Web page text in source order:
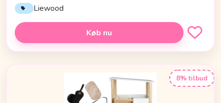
Liewood
Køb nu
8% tilbud